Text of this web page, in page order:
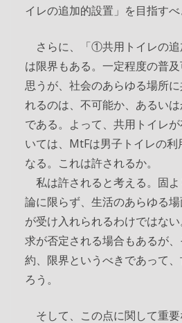
イレの追加的設置」を目指すべ
さらに、「①共用トイレの追
は限界もある。一定程度の普
思うが、社会のあらゆる場所
れるのは、不可能か、あるい
である。よって、共用トイレ
いては、MtFは男子トイレの利
なる。これは許されるか。
私は許されると考える。固
論に限らず、生活のあらゆる
が受け入れられるわけではな
求が否定される場合もあるが
約、限界というべきであって
ろう。
そして、この点に関して重要